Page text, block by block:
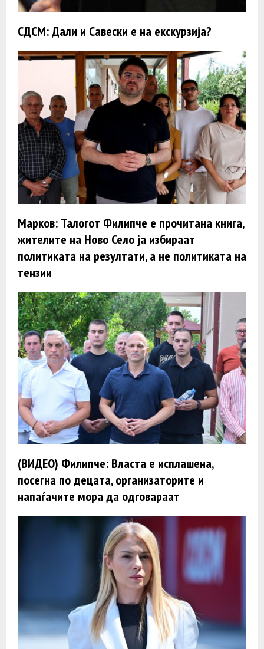
СДСМ: Дали и Савески е на екскурзија?
Марков: Талогот Филипче е прочитана книга,
жителите на Ново Село ја избираат
политиката на резултати, а не политиката на
тензии
(ВИДЕО) Филипче: Власта е исплашена,
посегна по децата, организаторите и
напаѓачите мора да одговараат